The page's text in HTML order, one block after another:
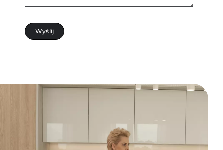
Wyślij